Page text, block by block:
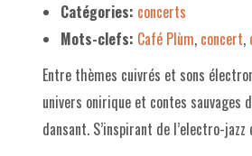
Catégories: concerts
Mots-clefs: Café Plùm, concert,
Entre thèmes cuivrés et sons
univers onirique et contes sauvages
dansant. S’inspirant de l’electro-